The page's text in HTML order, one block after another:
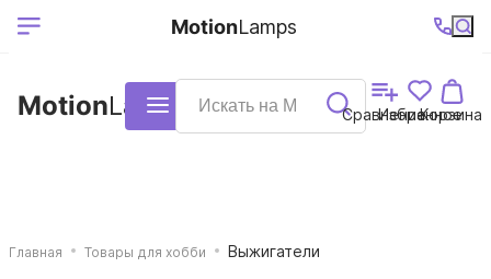
Ваш регион
Выберите ваш
+7 (495)740-
38-68
График
работы
MotionLamps Каталог Сравнение
Избранное
Корзина
MotionLamps
Главная Товары для хобби Выжигатели